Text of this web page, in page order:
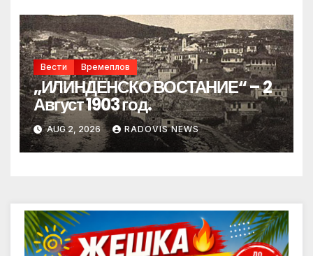
Вести Времеплов
„ИЛИНДЕНСКО ВОСТАНИЕ“ – 2
Август 1903 год.
AUG 2, 2026 RADOVIS NEWS